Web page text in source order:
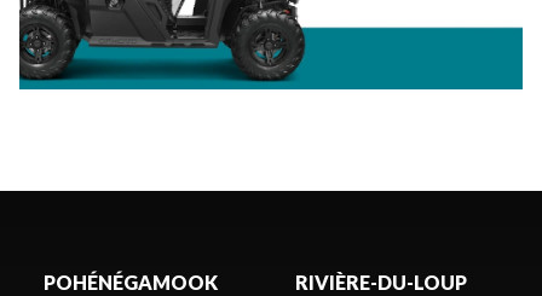
POHÉNÉGAMOOK RIVIÈRE-DU-LOUP